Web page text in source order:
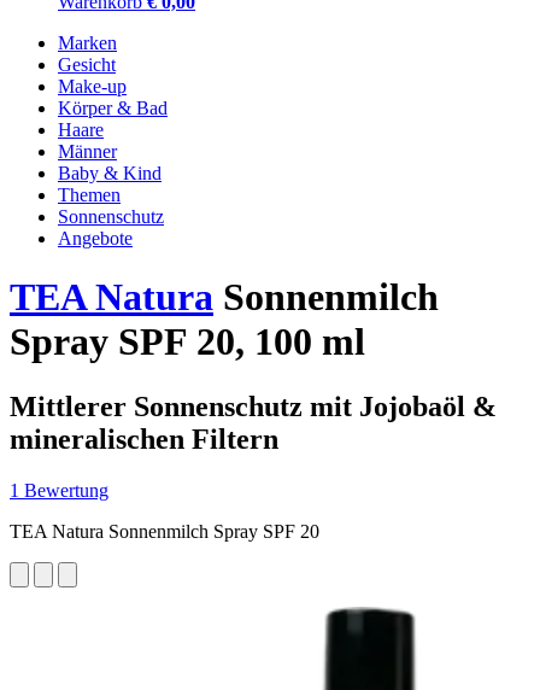
Marken
Gesicht
Make-up
Körper & Bad
Haare
Männer
Baby & Kind
Themen
Sonnenschutz
Angebote
TEA Natura Sonnenmilch
Spray SPF 20, 100 ml
Mittlerer Sonnenschutz mit Jojobaöl &
mineralischen Filtern
1 Bewertung
TEA Natura Sonnenmilch Spray SPF 20